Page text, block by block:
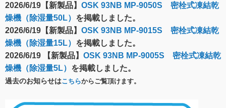
2026/6/19【新製品】 OSK 93NB MP-9050S 密栓式凍結乾
燥機（除湿量50L） を掲載しました。
2026/6/19【新製品】 OSK 93NB MP-9015S 密栓式凍結乾
燥機（除湿量15L） を掲載しました。
2026/6/19 【新製品】 OSK 93NB MP-9005S 密栓式凍結乾
燥機（除湿量5L） を掲載しました。
過去のお知らせはこちらからご覧頂けます。